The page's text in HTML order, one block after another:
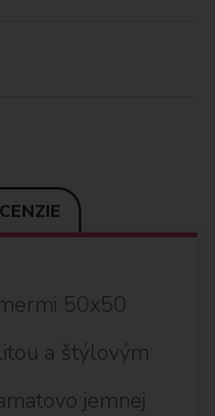
50x50
a štýlovým
jemnej